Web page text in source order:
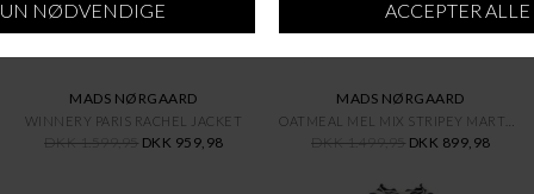
MADS NØRGAARD
WINNERY PARIS RACHEL JACKET
DKK 1.599,95 DKK 959,98
MADS NØRGAARD
DKK 1.499,95 DKK 899,98